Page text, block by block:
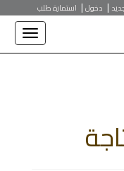
| استمارة طلب | دخول